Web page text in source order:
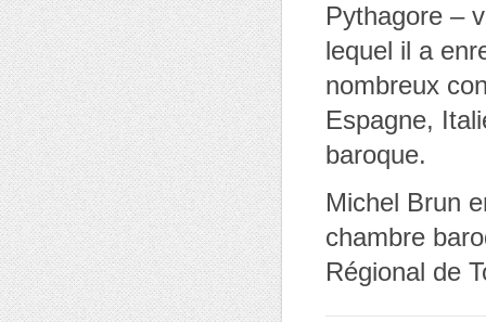
Pythagore –
lequel il a
nombreux
Espagne,
baroque.
Michel Brun
chambre
Régional de